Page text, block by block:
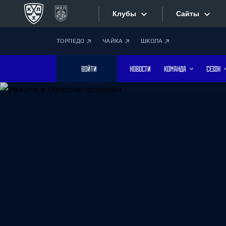
Клубы
Дивизион Боброва
Лада
Сайты
ТОРПЕДО ЧАЙКА ШКОЛА
ВОЙТИ НОВОСТИ КОМАНДА СЕЗОН